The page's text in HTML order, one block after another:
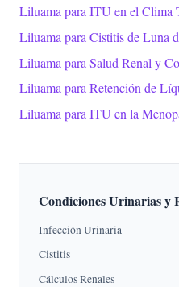
Liluama para ITU en el Clima
Liluama para Cistitis de Luna
Liluama para Salud Renal y
Liluama para Retención de
Liluama para ITU en la
Condiciones Urinarias y
Infección Urinaria
Cistitis
Cálculos Renales